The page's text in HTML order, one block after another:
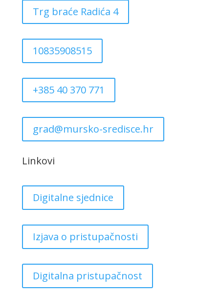
Trg braće Radića 4
10835908515
+385 40 370 771
grad@mursko-sredisce.hr
Linkovi
Digitalne sjednice
Izjava o pristupačnosti
Digitalna pristupačnost